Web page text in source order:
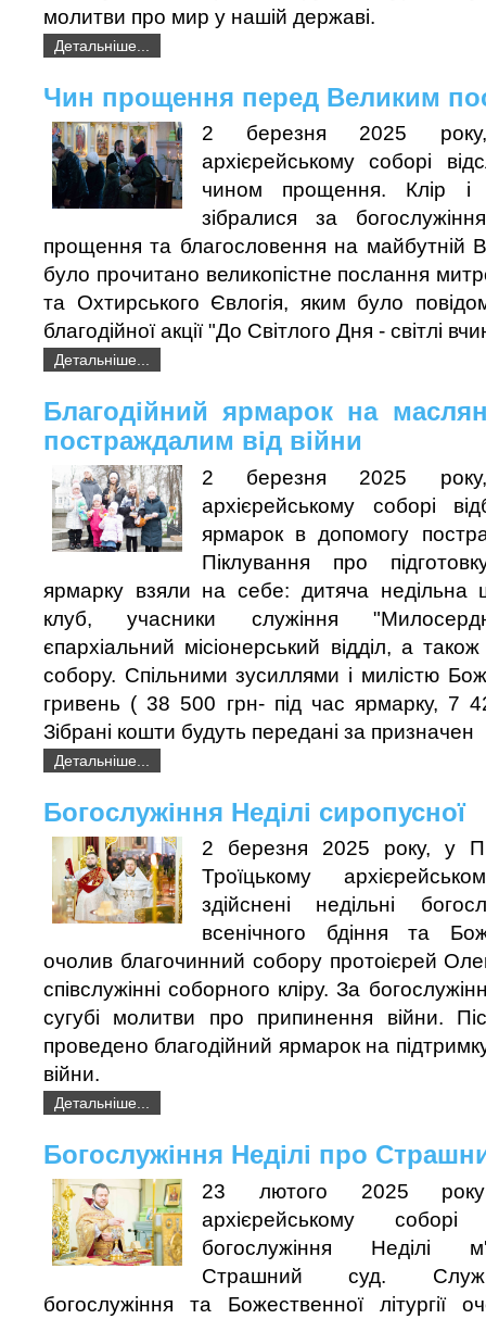
молитви про мир у нашій державі.
Детальніше...
Чин прощення перед Великим
2 березня 2025
архієрейському соборі
чином прощення. Клір і
зібралися за
прощення та благословення на майбутній
було прочитано великопістне послання
та Охтирського Євлогія, яким було
благодійної акції "До Світлого Дня - світлі
Детальніше...
Благодійний ярмарок на
постраждалим від війни
2 березня 2025
архієрейському соборі
ярмарок в допомогу
Піклування про
ярмарку взяли на себе: дитяча недільна
клуб, учасники служіння
єпархіальний місіонерський відділ, а
собору. Спільними зусиллями і милістю
гривень ( 38 500 грн- під час ярмарку, 7
Зібрані кошти будуть передані за призначен
Детальніше...
Богослужіння Неділі сиропусної
2 березня 2025 року, у
Троїцькому
здійснені недільні
всенічного бдіння та
очолив благочинний собору протоієрей
співслужінні соборного кліру. За
сугубі молитви про припинення війни.
проведено благодійний ярмарок на
війни.
Детальніше...
Богослужіння Неділі про
23 лютого 2025
архієрейському
богослужіння Неділі
Страшний суд.
богослужіння та Божественної літургії